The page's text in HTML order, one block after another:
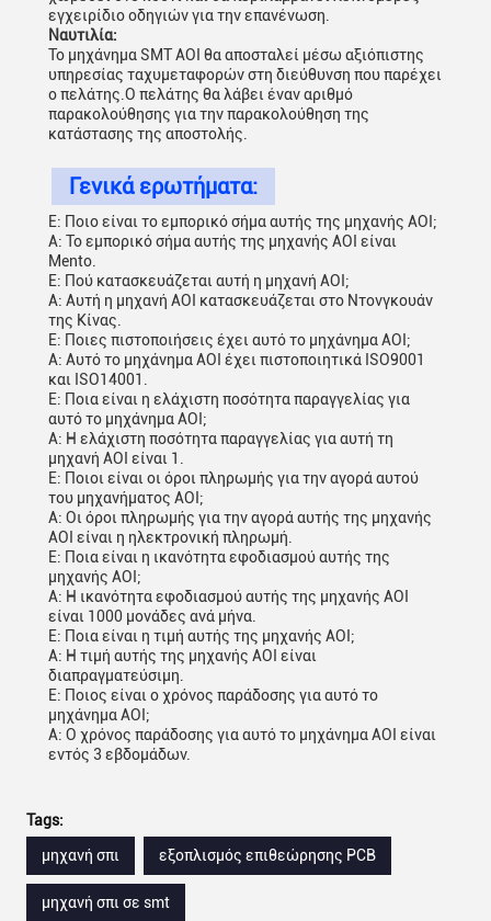
εγχειρίδιο οδηγιών για την επανένωση.
Ναυτιλία:
Το μηχάνημα SMT AOI θα αποσταλεί μέσω αξιόπιστης
υπηρεσίας ταχυμεταφορών στη διεύθυνση που παρέχει
ο πελάτης.Ο πελάτης θα λάβει έναν αριθμό
παρακολούθησης για την παρακολούθηση της
κατάστασης της αποστολής.
Γενικά ερωτήματα:
Ε: Ποιο είναι το εμπορικό σήμα αυτής της μηχανής AOI;
Α: Το εμπορικό σήμα αυτής της μηχανής AOI είναι
Mento.
Ε: Πού κατασκευάζεται αυτή η μηχανή AOI;
Α: Αυτή η μηχανή AOI κατασκευάζεται στο Ντονγκουάν
της Κίνας.
Ε: Ποιες πιστοποιήσεις έχει αυτό το μηχάνημα AOI;
Α: Αυτό το μηχάνημα AOI έχει πιστοποιητικά ISO9001
και ISO14001.
Ε: Ποια είναι η ελάχιστη ποσότητα παραγγελίας για
αυτό το μηχάνημα AOI;
Α: Η ελάχιστη ποσότητα παραγγελίας για αυτή τη
μηχανή AOI είναι 1.
Ε: Ποιοι είναι οι όροι πληρωμής για την αγορά αυτού
του μηχανήματος AOI;
Α: Οι όροι πληρωμής για την αγορά αυτής της μηχανής
AOI είναι η ηλεκτρονική πληρωμή.
Ε: Ποια είναι η ικανότητα εφοδιασμού αυτής της
μηχανής AOI;
Α: Η ικανότητα εφοδιασμού αυτής της μηχανής AOI
είναι 1000 μονάδες ανά μήνα.
Ε: Ποια είναι η τιμή αυτής της μηχανής AOI;
Α: Η τιμή αυτής της μηχανής AOI είναι
διαπραγματεύσιμη.
Ε: Ποιος είναι ο χρόνος παράδοσης για αυτό το
μηχάνημα AOI;
Α: Ο χρόνος παράδοσης για αυτό το μηχάνημα AOI είναι
εντός 3 εβδομάδων.
Tags:
μηχανή σπι
εξοπλισμός επιθεώρησης PCB
μηχανή σπι σε smt